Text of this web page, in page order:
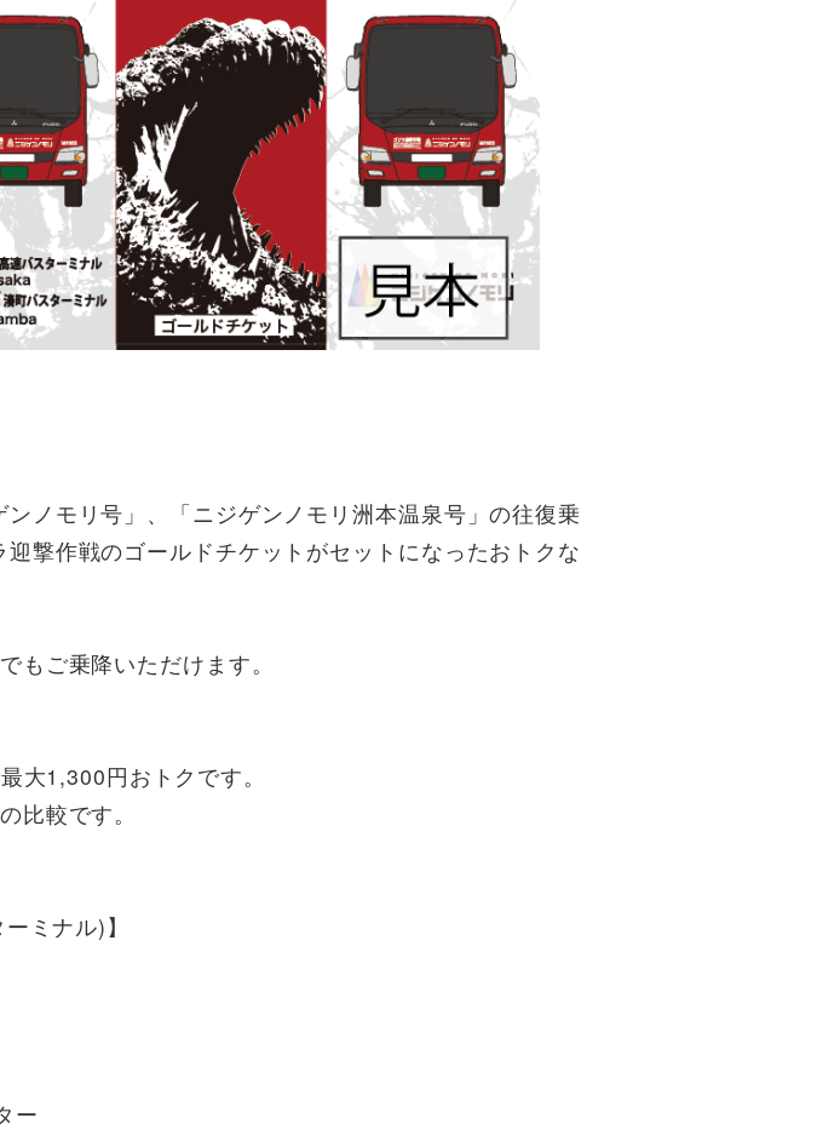
ノモリ号」、「ニジゲンノモリ洲本温泉号」の往復乗
撃作戦のゴールドチケットがセットになったおトクな
もご乗降いただけます。
大1,300円おトクです。
比較です。
ミナル)】
ー